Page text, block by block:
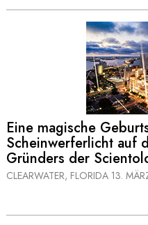
Eine magische
Scheinwerferlicht auf
Gründers der
CLEARWATER, FLORIDA 13.